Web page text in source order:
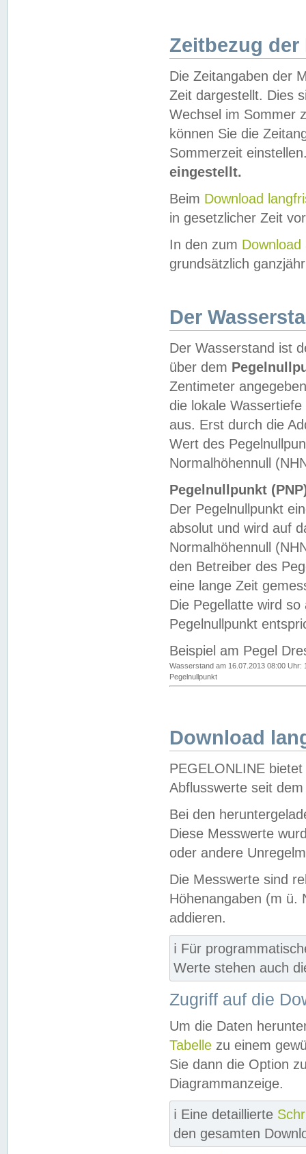
Zeitbezug der
Die Zeitangaben der
Zeit dargestellt. Dies
Wechsel im Sommer
können Sie die
Sommerzeit
eingestellt.
Beim Download
in gesetzlicher Zeit
In den zum Download
grundsätzlich
Der
Der Wasserstand ist
über dem
Zentimeter
die lokale
aus. Erst durch die
Wert des
Normalhöhennull
Pegelnullpunkt
Der Pegelnullpunkt
absolut und wird auf
Normalhöhennull
den Betreiber des
eine lange Zeit
Die Pegellatte wird
Pegelnullpunkt
Beispiel am Pegel
Wasserstand am 16.07.2013 08:00 Uhr:
Pegelnullpunkt
Download
PEGELONLINE
Abflusswerte seit
Bei den
Diese Messwerte
oder andere
Die Messwerte sind
Höhenangaben (m ü.
addieren.
ℹ️ Für
Werte stehen auch
Zugriff auf die
Um die Daten
Tabelle zu einem
Sie dann die Option
Diagrammanzeige.
ℹ️ Eine detaillierte
den gesamten